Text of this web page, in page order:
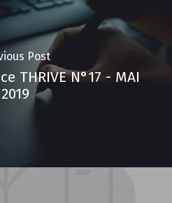
Post
THRIVE N°17 - MAI
2019